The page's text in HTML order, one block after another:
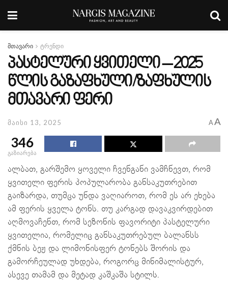
მთავარი ტრენდი
პასტელური ყვითელი – 2025
წლის გაზაფხული/ზაფხულის
მთავარი ფერი
მაისი 13, 2025 A A
346
გაზიარება
ალბათ, გარშემო ყოველი ჩვენგანი ვამჩნევთ, რომ
ყვითელი ფერის პოპულარობა განსაკუთრებით
გაიზარდა, თუმცა უნდა ვაღიაროთ, რომ ეს არ ეხება
ამ ფერის ყველა ტონს. თუ კარგად დავაკვირდებით
აღმოვაჩენთ, რომ სეზონის ფავორიტი პასტელური
ყვითელია, რომელიც განსაკუთრებულ ბალანსს
ქმნის ბეჟ და ლიმონისფერ ტონებს შორის და
გამორჩეულად უხდება, როგორც მინიმალისტურ,
ასევე თამამ და მეტად კაშკაშა სტილს.